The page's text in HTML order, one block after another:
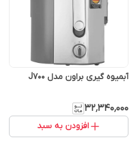
آبمیوه گیری براون مدل J700
۳۲٬۳۴۰٬۰۰۰
افزودن به سبد